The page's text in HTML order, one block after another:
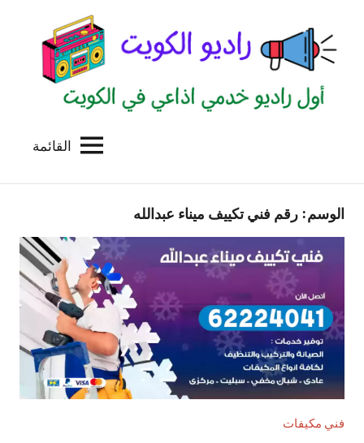
المحتوى
الكويت
للاعلانات
بالكويت
القائمة
الوسم: رقم فني تكييف ميناء عبدالله
فني مكيفات